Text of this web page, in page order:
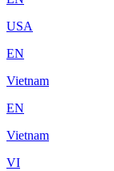
USA
EN
Vietnam
EN
Vietnam
VI